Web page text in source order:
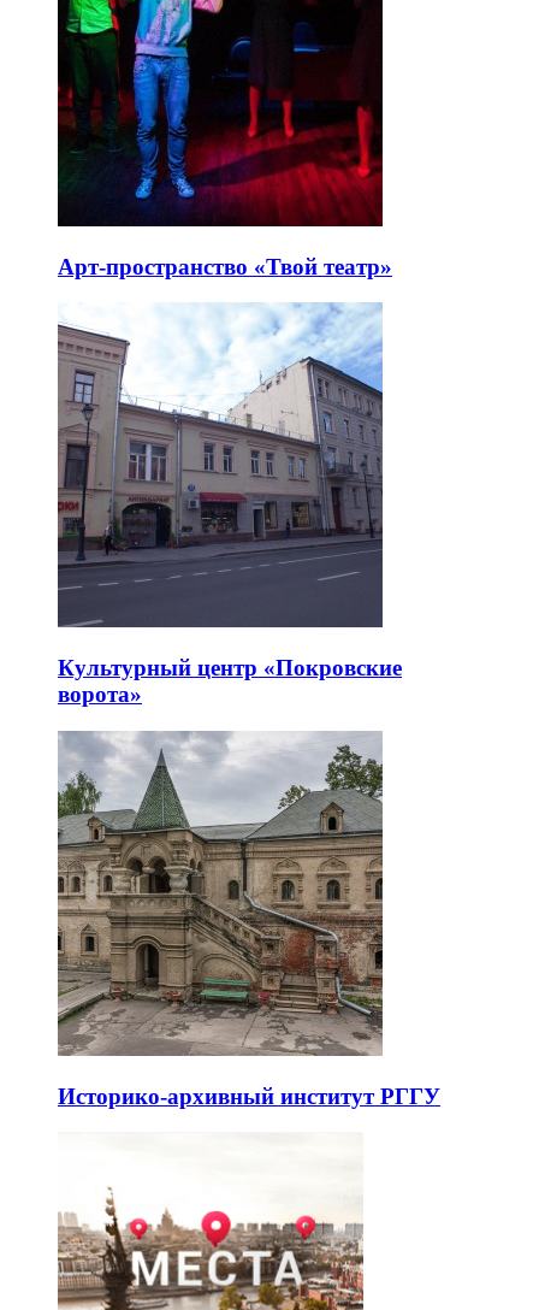
Арт-пространство «Твой театр»
Культурный центр «Покровские
ворота»
Историко-архивный институт РГГУ